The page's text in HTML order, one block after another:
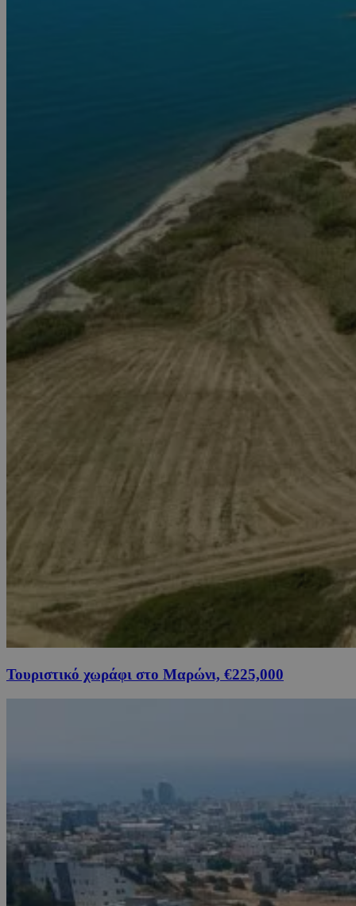
Τουριστικό χωράφι στο Μαρώνι, €225,000